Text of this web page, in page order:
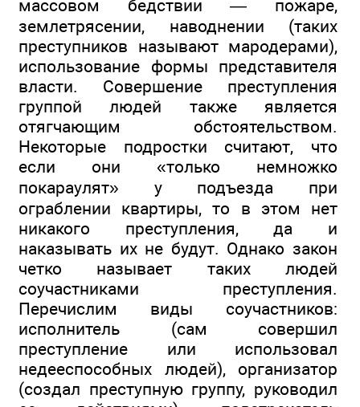
массовом бедствии — пожаре,
землетрясении, наводнении (таких
преступников называют мародерами),
использование формы представителя
власти. Совершение преступления
группой людей также является
отягчающим обстоятельством.
Некоторые подростки считают, что
если они «только немножко
покараулят» у подъезда при
ограблении квартиры, то в этом нет
никакого преступления, да и
наказывать их не будут. Однако закон
четко называет таких людей
соучастниками преступления.
Перечислим виды соучастников:
исполнитель (сам совершил
преступление или использовал
недееспособных людей), организатор
(создал преступную группу, руководил